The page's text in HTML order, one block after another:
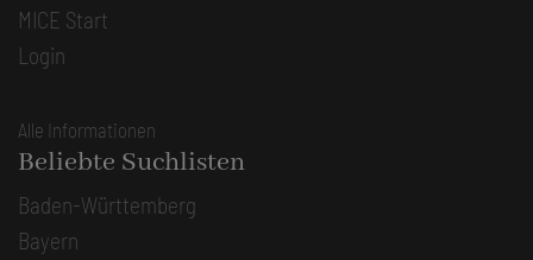
MICE Start
Login
Alle Informationen
Beliebte Suchlisten
Baden-Württemberg
Bayern